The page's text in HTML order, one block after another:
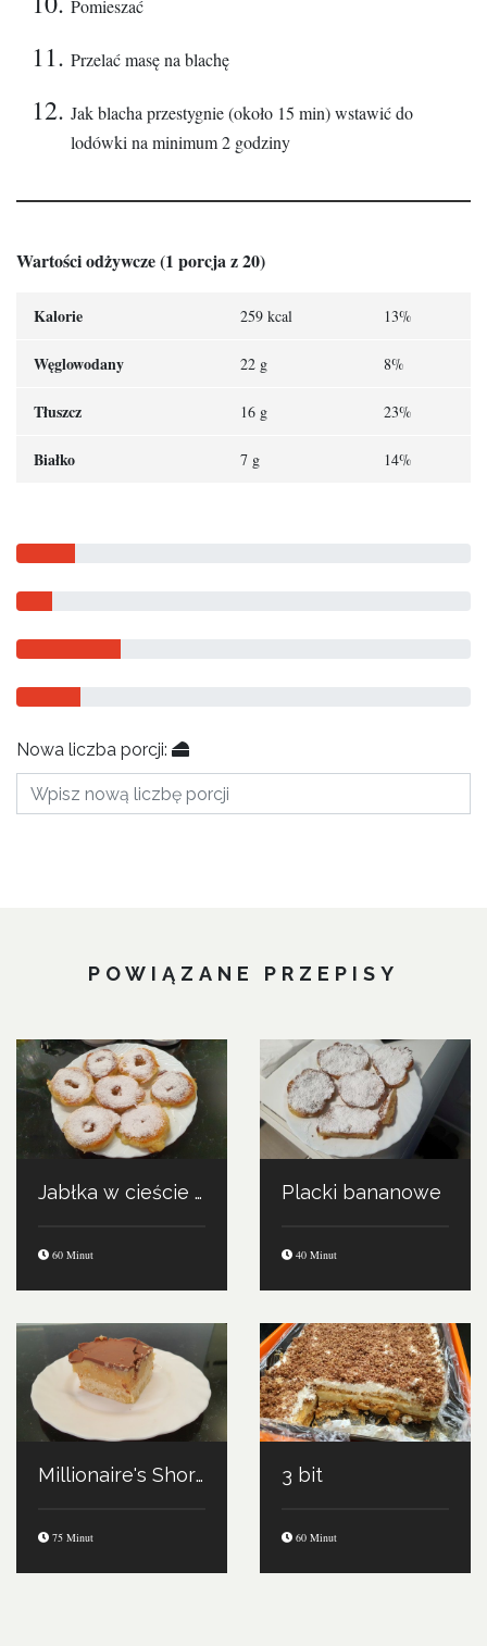
Pomieszać
Przelać masę na blachę
Jak blacha przestygnie (około 15 min) wstawić do
lodówki na minimum 2 godziny
Wartości odżywcze (1 porcja z 20)
Kalorie 259 kcal 13%
Węglowodany 22 g 8%
Tłuszcz 16 g 23%
Białko 7 g 14%
Nowa liczba porcji:
POWIĄZANE PRZEPISY
Jabłka w cieście naleśnikowym
60 Minut
Placki bananowe
40 Minut
Millionaire's Shortbread
75 Minut
3 bit
60 Minut